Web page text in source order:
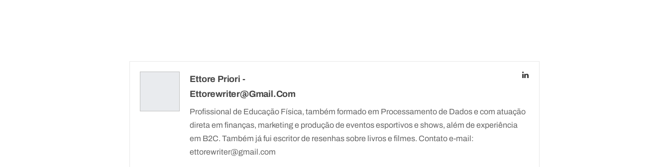
Ettore Priori -
Ettorewriter@gmail.com
Profissional de Educação Física, também formado em Processamento de Dados e com atuação
direta em finanças, marketing e produção de eventos esportivos e shows, além de experiência
em B2C. Também já fui escritor de resenhas sobre livros e filmes. Contato e-mail:
ettorewriter@gmail.com